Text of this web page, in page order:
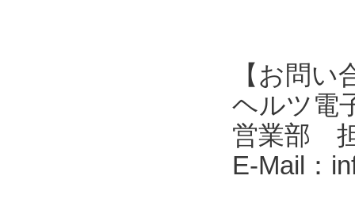
【お問い
ヘルツ電
営業部
E-Mail：